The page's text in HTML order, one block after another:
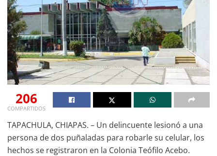
206
COMPARTIDOS
TAPACHULA, CHIAPAS. – Un delincuente lesionó a una
persona de dos puñaladas para robarle su celular, los
hechos se registraron en la Colonia Teófilo Acebo.